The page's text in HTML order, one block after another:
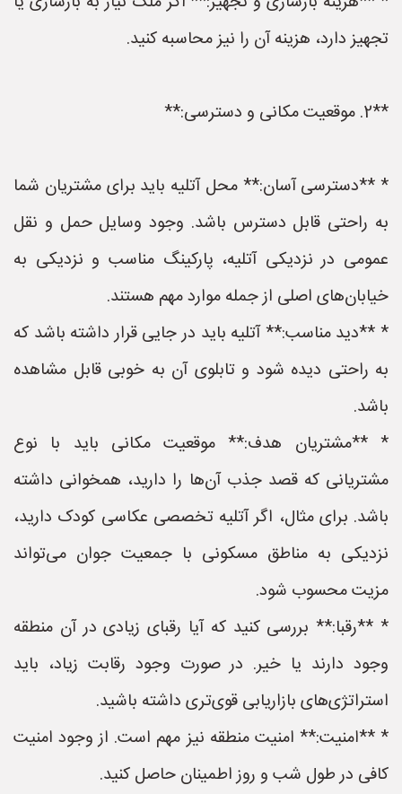
تجهیز دارد، هزینه آن را نیز محاسبه کنید.
**2. موقعیت مکانی و دسترسی:**
* **دسترسی آسان:** محل آتلیه باید برای مشتریان شما
به راحتی قابل دسترس باشد. وجود وسایل حمل و نقل
عمومی در نزدیکی آتلیه، پارکینگ مناسب و نزدیکی به
خیابان‌های اصلی از جمله موارد مهم هستند.
* **دید مناسب:** آتلیه باید در جایی قرار داشته باشد که
به راحتی دیده شود و تابلوی آن به خوبی قابل مشاهده
باشد.
* **مشتریان هدف:** موقعیت مکانی باید با نوع
مشتریانی که قصد جذب آن‌ها را دارید، همخوانی داشته
باشد. برای مثال، اگر آتلیه تخصصی عکاسی کودک دارید،
نزدیکی به مناطق مسکونی با جمعیت جوان می‌تواند
مزیت محسوب شود.
* **رقبا:** بررسی کنید که آیا رقبای زیادی در آن منطقه
وجود دارند یا خیر. در صورت وجود رقابت زیاد، باید
استراتژی‌های بازاریابی قوی‌تری داشته باشید.
* **امنیت:** امنیت منطقه نیز مهم است. از وجود امنیت
کافی در طول شب و روز اطمینان حاصل کنید.